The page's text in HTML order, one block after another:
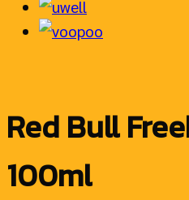
Red Bull
100ml